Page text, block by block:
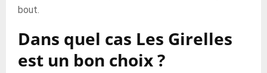
bout.
Dans quel cas Les Girelles
est un bon choix ?